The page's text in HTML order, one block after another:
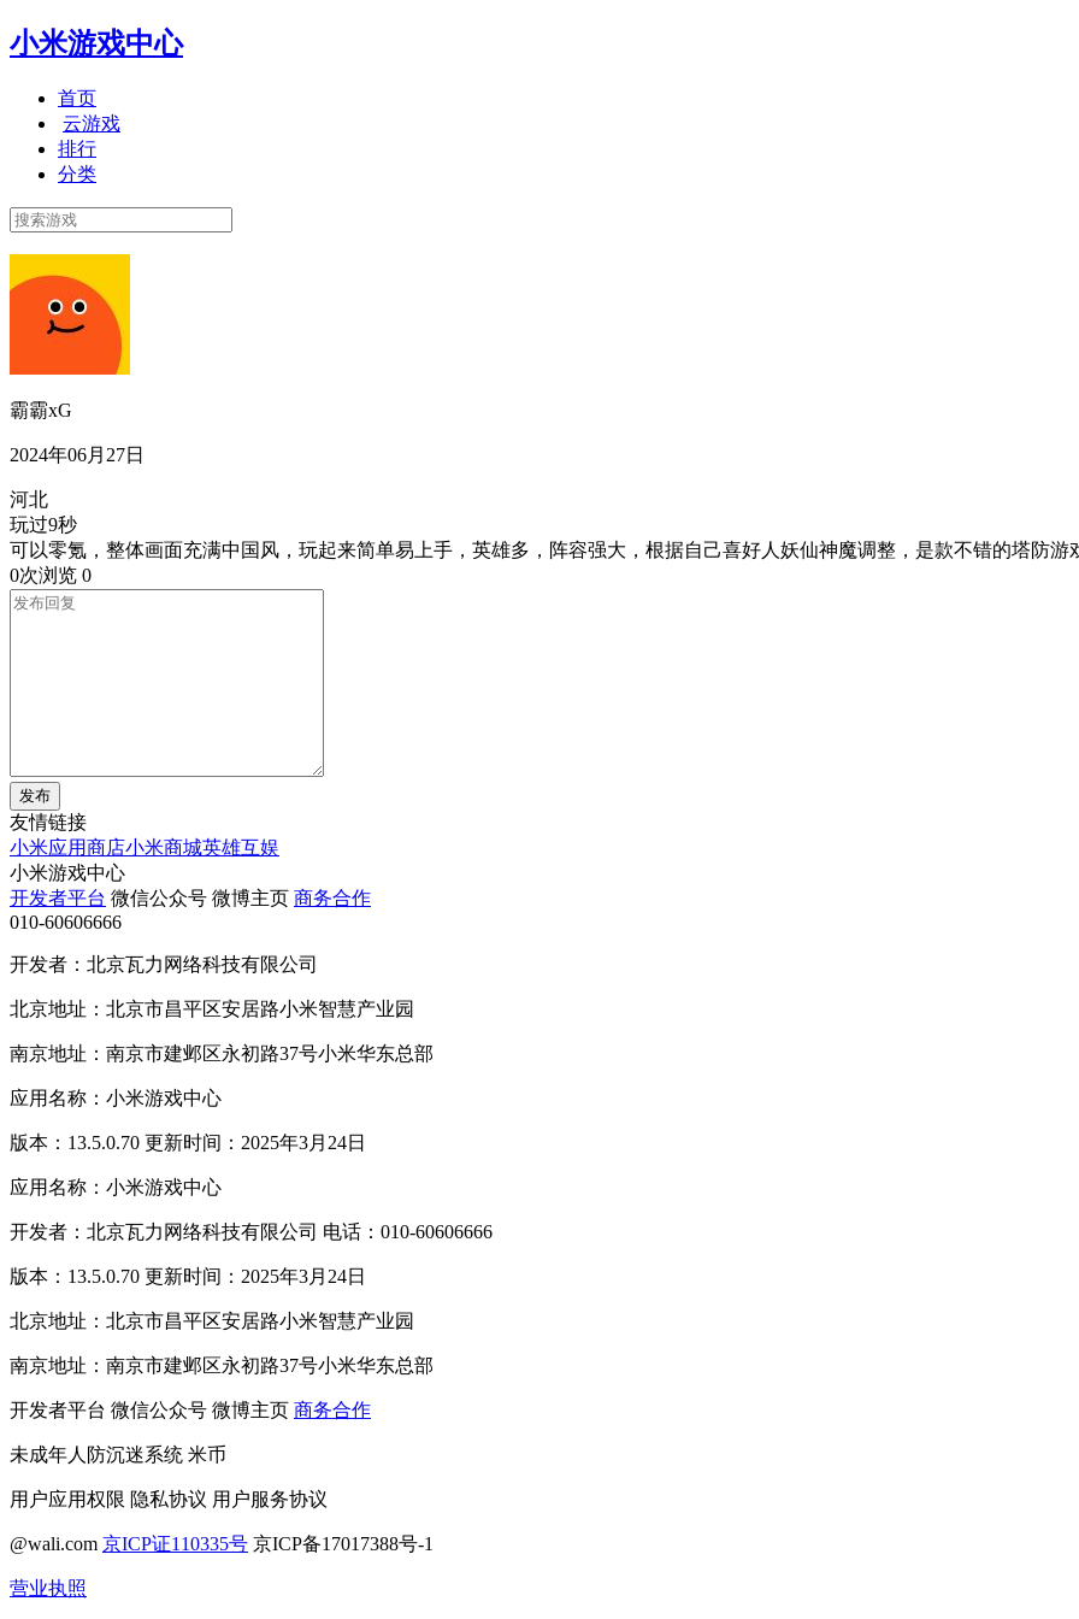
小米游戏中心
首页
云游戏
排行
分类
霸霸xG
2024年06月27日
河北
玩过9秒
可以零氪，整体画面充满中国风，玩起来简单易上手，英雄多，阵容强大，根据自己喜好人妖仙神魔调整，是款不错的塔防游
0次浏览 0
发布
友情链接
小米应用商店小米商城英雄互娱
小米游戏中心
开发者平台 微信公众号 微博主页 商务合作
010-60606666
开发者：北京瓦力网络科技有限公司
北京地址：北京市昌平区安居路小米智慧产业园
南京地址：南京市建邺区永初路37号小米华东总部
应用名称：小米游戏中心
版本：13.5.0.70 更新时间：2025年3月24日
应用名称：小米游戏中心
开发者：北京瓦力网络科技有限公司 电话：010-60606666
版本：13.5.0.70 更新时间：2025年3月24日
北京地址：北京市昌平区安居路小米智慧产业园
南京地址：南京市建邺区永初路37号小米华东总部
开发者平台 微信公众号 微博主页 商务合作
未成年人防沉迷系统 米币
用户应用权限 隐私协议 用户服务协议
@wali.com 京ICP证110335号 京ICP备17017388号-1
营业执照